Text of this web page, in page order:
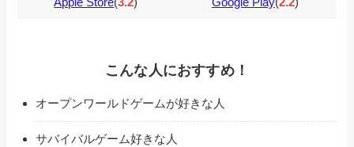
こんな人におすすめ！
オープンワールドゲームが好きな人
サバイバルゲーム好きな人